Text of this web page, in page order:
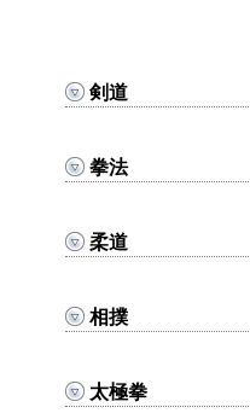
剣道
拳法
柔道
相撲
太極拳